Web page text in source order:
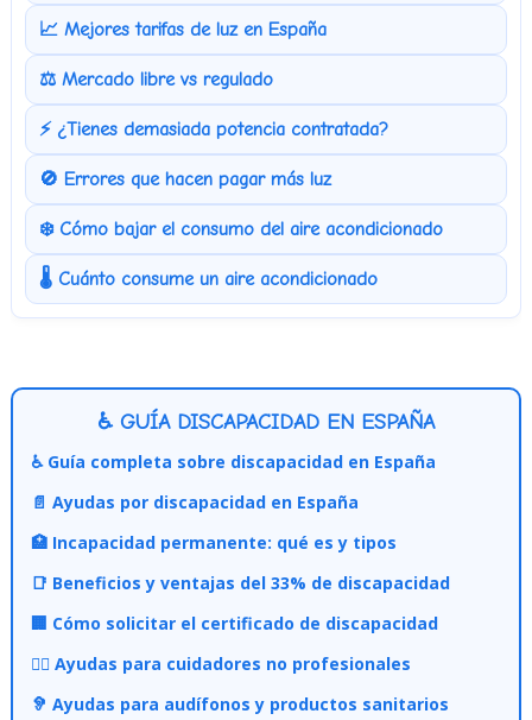
📈 Mejores tarifas de luz en España
⚖️ Mercado libre vs regulado
⚡ ¿Tienes demasiada potencia contratada?
🚫 Errores que hacen pagar más luz
❄️ Cómo bajar el consumo del aire acondicionado
🌡️ Cuánto consume un aire acondicionado
♿ GUÍA DISCAPACIDAD EN ESPAÑA
♿ Guía completa sobre discapacidad en España
📄 Ayudas por discapacidad en España
🏥 Incapacidad permanente: qué es y tipos
📑 Beneficios y ventajas del 33% de discapacidad
🏢 Cómo solicitar el certificado de discapacidad
👩‍⚕️ Ayudas para cuidadores no profesionales
🦻 Ayudas para audífonos y productos sanitarios